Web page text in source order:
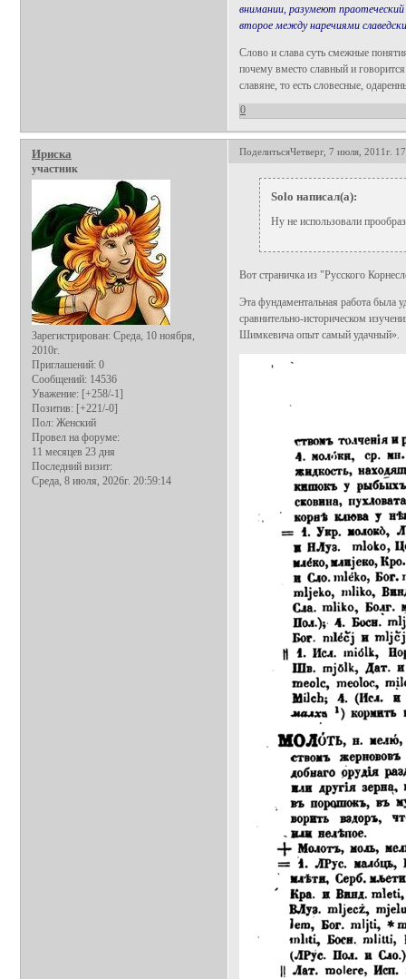
внимании, разумеют праотеческий
второе между наречиями
Слово и слава суть смежные
почему вместо славный и
славяне, то есть словесные,
0
ПоделитьсяЧетверг, 7 июля, 2011г.
Ириска
участник
Зарегистрирован: Среда, 10 ноября,
2010г.
Приглашений: 0
Сообщений: 14536
Уважение: [+258/-1]
Позитив: [+221/-0]
Пол: Женский
Провел на форуме:
11 месяцев 23 дня
Последний визит:
Среда, 8 июля, 2026г. 20:59:14
Solo написал(а):
Ну не использовали
Вот страничка из "Русского
Эта фундаментальная работа была
сравнительно-историческом
Шимкевича опыт самый удачный».